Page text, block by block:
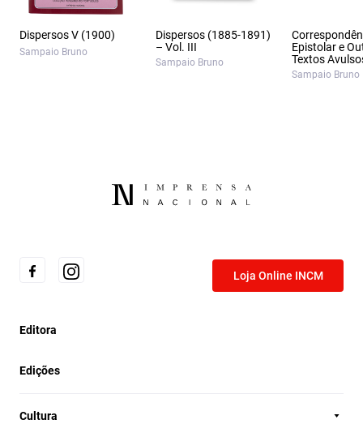
Dispersos V (1900)
Sampaio Bruno
Dispersos (1885-1891)
– Vol. III
Sampaio Bruno
Epistolar e
Textos
Sampaio Bruno
Loja Online INCM
Editora
Edições
Cultura